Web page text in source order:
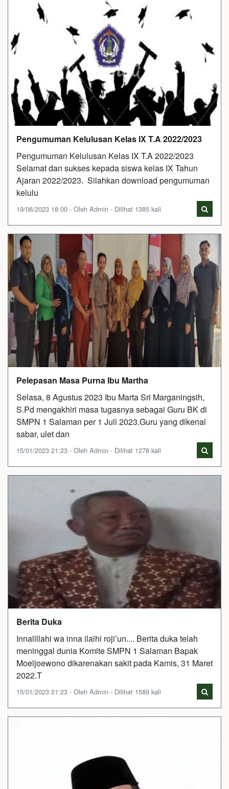
Pengumuman Kelulusan Kelas IX T.A 2022/2023
Pengumuman Kelulusan Kelas IX T.A 2022/2023
Selamat dan sukses kepada siswa kelas IX Tahun
Ajaran 2022/2023. Silahkan download pengumuman
kelulu
19/06/2023 18:00 - Oleh Admin - Dilihat 1385 kali
Pelepasan Masa Purna Ibu Martha
Selasa, 8 Agustus 2023 Ibu Marta Sri Marganingsih,
S.Pd mengakhiri masa tugasnya sebagai Guru BK di
SMPN 1 Salaman per 1 Juli 2023.Guru yang dikenal
sabar, ulet dan
15/01/2023 21:23 - Oleh Admin - Dilihat 1278 kali
Berita Duka
Innalillahi wa inna ilaihi roji’un.... Berita duka telah
meninggal dunia Komite SMPN 1 Salaman Bapak
Moeljoewono dikarenakan sakit pada Kamis, 31 Maret
2022.T
15/01/2023 21:23 - Oleh Admin - Dilihat 1589 kali